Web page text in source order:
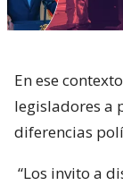
En ese
legisladores a
diferencias
“Los invito a